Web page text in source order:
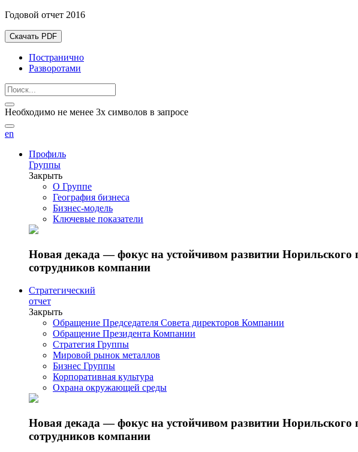
Годовой отчет 2016
Скачать PDF
Постранично
Разворотами
Необходимо не менее 3х символов в запросе
en
Профиль
Группы
Закрыть
О Группе
География бизнеса
Бизнес-модель
Ключевые показатели
Новая декада — фокус на устойчивом развитии
сотрудников компании
Стратегический
отчет
Закрыть
Обращение Председателя Совета директоров Компании
Обращение Президента Компании
Стратегия Группы
Мировой рынок металлов
Бизнес Группы
Корпоративная культура
Охрана окружающей среды
Новая декада — фокус на устойчивом развитии
сотрудников компании